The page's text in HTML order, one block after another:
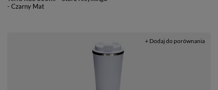
- Czarny Mat
+ Dodaj do porównania